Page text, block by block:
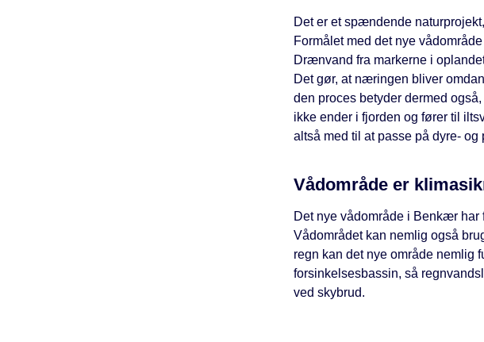
Det er et spændende
Formålet med det nye
Drænvand fra markerne i
Det gør, at næringen bliver
den proces betyder dermed
ikke ender i fjorden og fører til
altså med til at passe på dyre-
Vådområde er
Det nye vådområde i Benkær har
Vådområdet kan nemlig også
regn kan det nye område nemlig
forsinkelsesbassin, så
ved skybrud.